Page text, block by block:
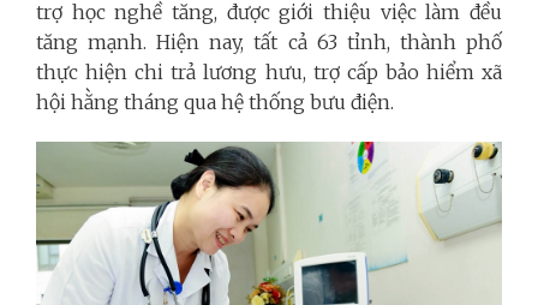
trợ học nghề tăng, được giới thiệu việc làm đều
tăng mạnh. Hiện nay, tất cả 63 tỉnh, thành phố
thực hiện chi trả lương hưu, trợ cấp bảo hiểm xã
hội hằng tháng qua hệ thống bưu điện.